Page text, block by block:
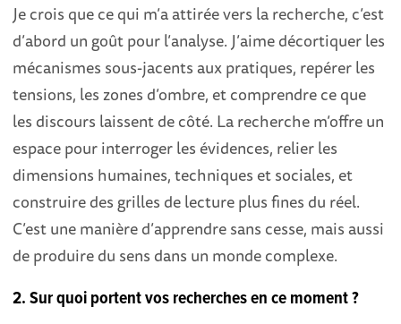
Je crois que ce qui m’a attirée vers la recherche, c’est
d’abord un goût pour l’analyse. J’aime décortiquer les
mécanismes sous-jacents aux pratiques, repérer les
tensions, les zones d’ombre, et comprendre ce que
les discours laissent de côté. La recherche m’offre un
espace pour interroger les évidences, relier les
dimensions humaines, techniques et sociales, et
construire des grilles de lecture plus fines du réel.
C’est une manière d’apprendre sans cesse, mais aussi
de produire du sens dans un monde complexe.
2. Sur quoi portent vos recherches en ce moment ?